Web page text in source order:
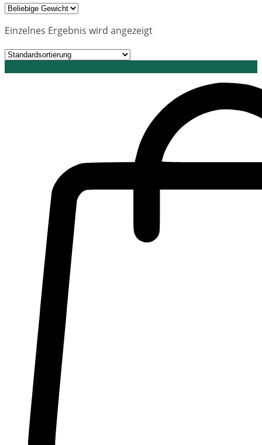
Einzelnes Ergebnis wird angezeigt